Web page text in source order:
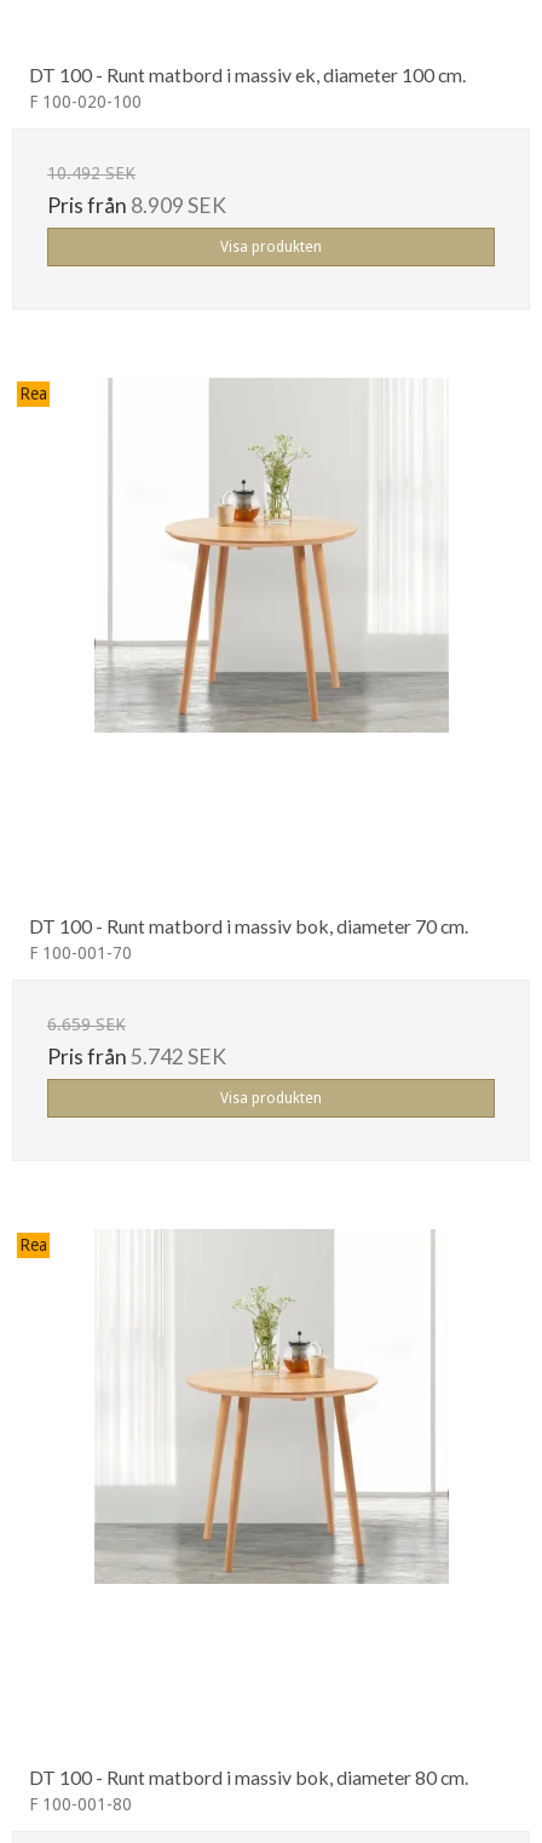
DT 100 - Runt matbord i massiv ek, diameter 100 cm.
F 100-020-100
10.492 SEK
Pris från 8.909 SEK
Visa produkten
Rea
DT 100 - Runt matbord i massiv bok, diameter 70 cm.
F 100-001-70
6.659 SEK
Pris från5.742 SEK
Visa produkten
Rea
DT 100 - Runt matbord i massiv bok, diameter 80 cm.
F 100-001-80